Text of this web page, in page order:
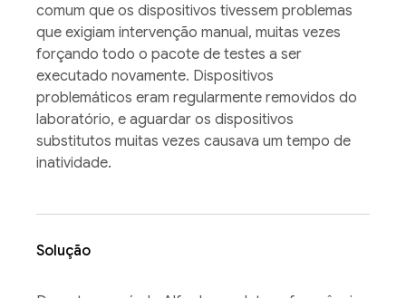
comum que os dispositivos tivessem problemas
que exigiam intervenção manual, muitas vezes
forçando todo o pacote de testes a ser
executado novamente. Dispositivos
problemáticos eram regularmente removidos do
laboratório, e aguardar os dispositivos
substitutos muitas vezes causava um tempo de
inatividade.
Solução